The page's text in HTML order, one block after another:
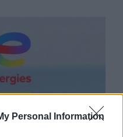
Personal Information